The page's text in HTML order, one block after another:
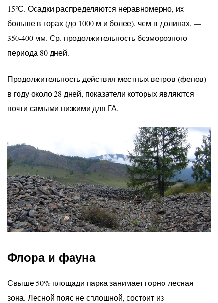
15°С. Осадки распределяются неравномерно, их
больше в горах (до 1000 м и более), чем в долинах, —
350-400 мм. Ср. продолжительность безморозного
периода 80 дней.
Продолжительность действия местных ветров (фенов)
в году около 28 дней, показатели которых являются
почти самыми низкими для ГА.
Флора и фауна
Свыше 50% площади парка занимает горно-лесная
зона. Лесной пояс не сплошной, состоит из